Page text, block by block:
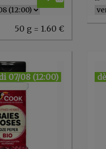
50 g = 1.60 €
07/08 (12:00)